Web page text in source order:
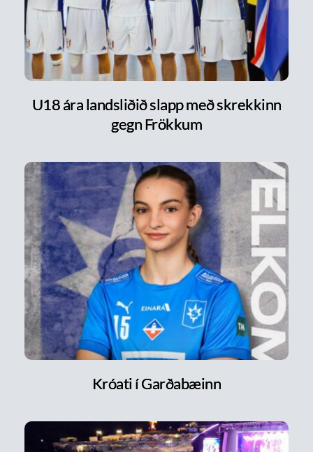
U18 ára landsliðið slapp með skrekkinn
gegn Frökkum
Króati í Garðabæinn